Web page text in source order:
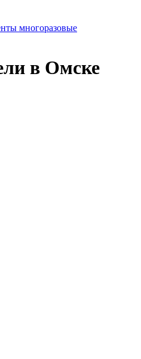
многоразовые
в Омске